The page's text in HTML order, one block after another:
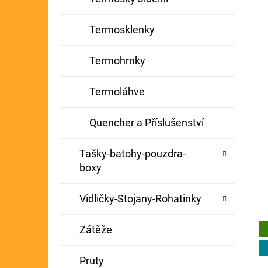
Termosklenky
Termohrnky
Termoláhve
Quencher a Příslušenství
Tašky-batohy-pouzdra-
boxy
Vidličky-Stojany-Rohatinky
Zátěže
Pruty